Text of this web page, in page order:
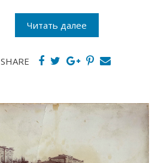
Читать далее
SHARE